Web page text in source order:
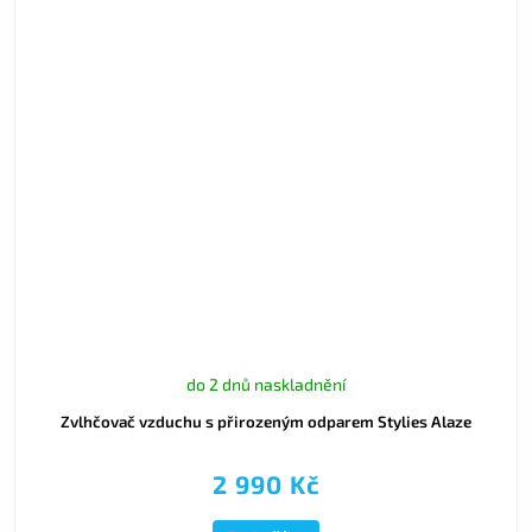
Zvlhčovač vzduchu s přirozeným odparem Stylies Alaze
do 2 dnů naskladnění
2 990 Kč